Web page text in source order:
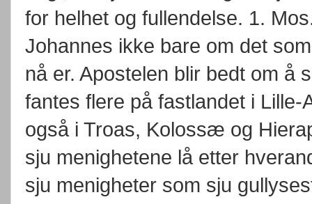
for helhet og fullendelse. 1.
Johannes ikke bare om det
nå er. Apostelen blir bedt om å
fantes flere på fastlandet i
også i Troas, Kolossæ og
sju menighetene lå etter
sju menigheter som sju